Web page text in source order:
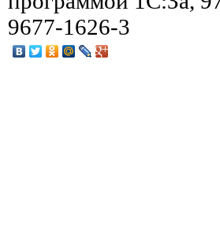
9677-1626-3